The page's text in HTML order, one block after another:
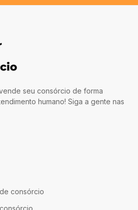
seu consórcio de forma
humano! Siga a gente nas
consórcio